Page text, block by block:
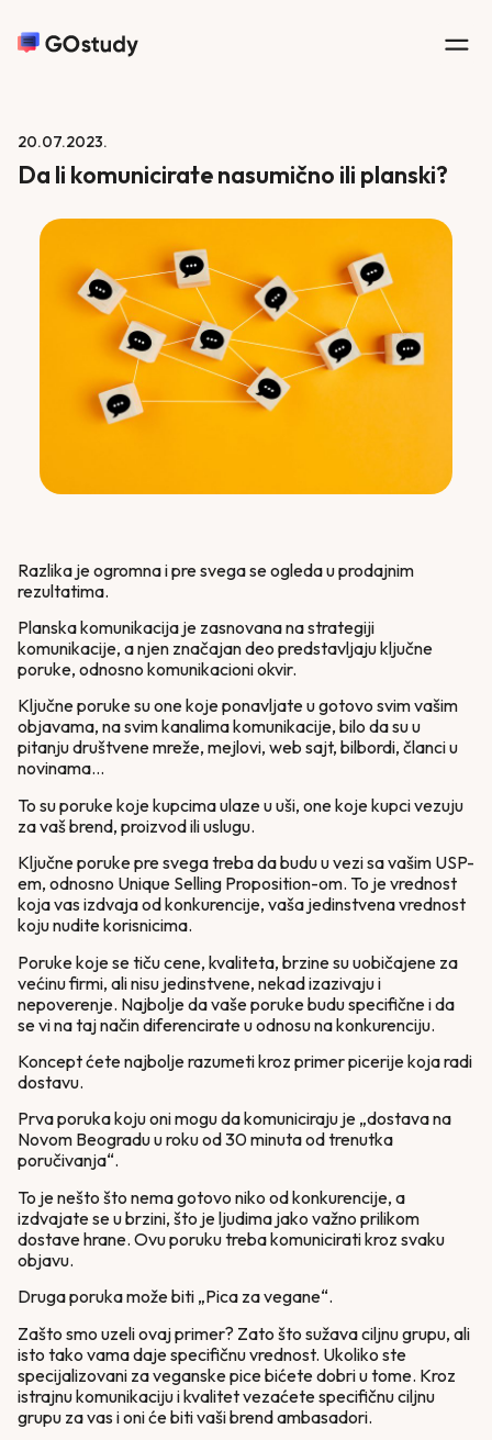
20.07.2023.
Da li komunicirate nasumično ili planski?
Razlika je ogromna i pre svega se ogleda u prodajnim
rezultatima.
Planska komunikacija je zasnovana na strategiji
komunikacije, a njen značajan deo predstavljaju ključne
poruke, odnosno komunikacioni okvir.
Ključne poruke su one koje ponavljate u gotovo svim vašim
objavama, na svim kanalima komunikacije, bilo da su u
pitanju društvene mreže, mejlovi, web sajt, bilbordi, članci u
novinama…
To su poruke koje kupcima ulaze u uši, one koje kupci vezuju
za vaš brend, proizvod ili uslugu.
Ključne poruke pre svega treba da budu u vezi sa vašim USP-
em, odnosno Unique Selling Proposition-om. To je vrednost
koja vas izdvaja od konkurencije, vaša jedinstvena vrednost
koju nudite korisnicima.
Poruke koje se tiču cene, kvaliteta, brzine su uobičajene za
većinu firmi, ali nisu jedinstvene, nekad izazivaju i
nepoverenje. Najbolje da vaše poruke budu specifične i da
se vi na taj način diferencirate u odnosu na konkurenciju.
Koncept ćete najbolje razumeti kroz primer picerije koja radi
dostavu.
Prva poruka koju oni mogu da komuniciraju je „dostava na
Novom Beogradu u roku od 30 minuta od trenutka
poručivanja“.
To je nešto što nema gotovo niko od konkurencije, a
izdvajate se u brzini, što je ljudima jako važno prilikom
dostave hrane. Ovu poruku treba komunicirati kroz svaku
objavu.
Druga poruka može biti „Pica za vegane“.
Zašto smo uzeli ovaj primer? Zato što sužava ciljnu grupu, ali
isto tako vama daje specifičnu vrednost. Ukoliko ste
specijalizovani za veganske pice bićete dobri u tome. Kroz
istrajnu komunikaciju i kvalitet vezaćete specifičnu ciljnu
grupu za vas i oni će biti vaši brend ambasadori.